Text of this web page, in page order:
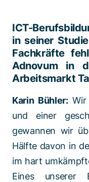
ICT-
in seiner
Fachkräfte
Adnovum in
Arbeitsmarkt
Karin Bühler:Wir
und einer
gewannen wir
Hälfte davon in
im hart
Eines unserer